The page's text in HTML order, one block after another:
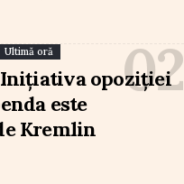
Ultimă oră
Inițiativa opoziției
este
Kremlin